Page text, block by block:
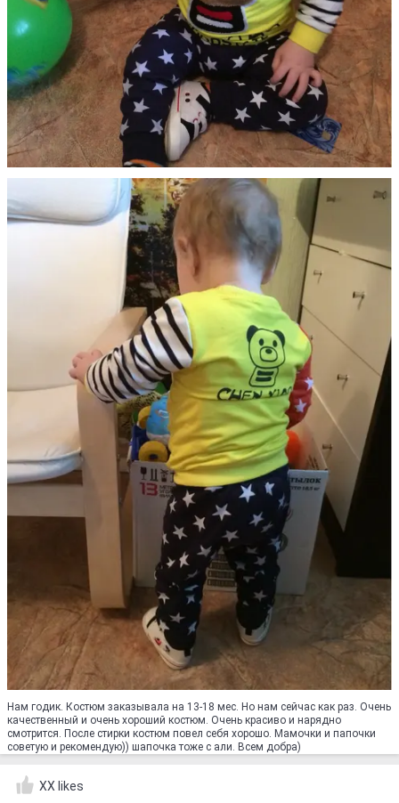
Нам годик. Костюм заказывала на 13-18 мес. Но нам сейчас как раз. Очень
качественный и очень хороший костюм. Очень красиво и нарядно
смотрится. После стирки костюм повел себя хорошо. Мамочки и папочки
советую и рекомендую)) шапочка тоже с али. Всем добра)
XX likes